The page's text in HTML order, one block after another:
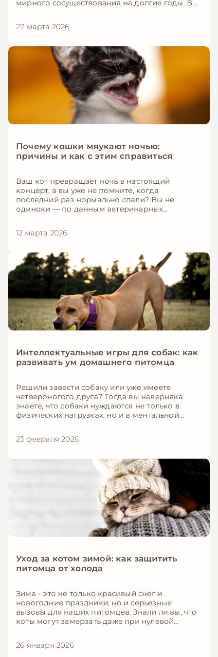
мирного сосуществования на долгие годы. В
построить дружеские отношения между
27 марта 2026
Почему кошки мяукают ночью:
причины и как с этим справиться
Ваш кот превращает ночь в настоящий
концерт, а вы уже не помните, когда
последний раз нормально спали? Вы не
одиноки — по данным ветеринарных
несколько раз в месяц. Хорошая новость: в
решить, если понять её первопричину. В этой
статье мы подробно разберём, почему кошки
мяукают ночью, и что с этим делать.
12 марта 2026
Интеллектуальные игры для собак: как
развивать ум домашнего питомца
Решили завести собаку или уже имеете
четвероногого друга? Тогда вы наверняка
знаете, что собаки нуждаются не только в
физических нагрузках, но и в ментальной
через игры, какие игрушки и упражнения
вашего питомца интереснее и счастливее.
23 февраля 2026
Уход за котом зимой: как защитить
питомца от холода
Зима - это не только красивый снег и
новогодние праздники, но и серьезные
вызовы для наших питомцев. Знали ли вы, что
коты могут замерзать даже при нулевой
в холодное время года, чтобы сохранить его
26 января 2026